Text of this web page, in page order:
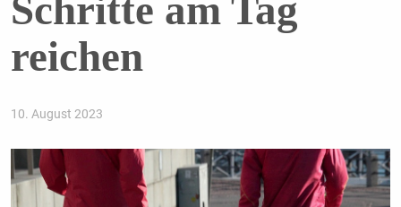
Schritte am Tag
reichen
10. August 2023